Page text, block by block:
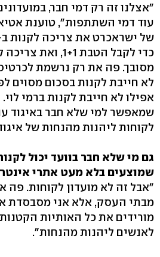
"אצלנו זה רק דמי חבר,
עוד דמי השתתפות", טוענת
כדי לקבל הטבת
מסובך. פה את רק נרשמת
לא חייבת לקנות בסכום מסוים
אפילו לא חייבת לקנות ברמי לוי.
שמאפשר למי שלא חבר באיגוד
לקוחות ליהנות מהנחות של
גם מי שלא חבר בוועד יכול
שמוצעים בלא מעט אתרי
"אבל זה לא מועדון לקוחות. פה
מבתי העסק, אלא אני מסבסדת
מורידים את כל האותיות
לאנשים ליהנות מהנחות".